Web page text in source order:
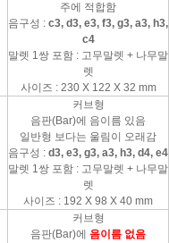
주에 적합함
음구성 : c3, d3, e3, f3, g3, a3, h3,
c4
말렛 1쌍 포함 : 고무말렛 + 나무말
렛
사이즈 : 230 X 122 X 32 mm
커브형
음판(Bar)에 음이름 있음
일반형 보다는 울림이 오래감
음구성 : d3, e3, g3, a3, h3, d4, e4
말렛 1쌍 포함 : 고무말렛 + 나무말
렛
사이즈 : 192 X 98 X 40 mm
커브형
음판(Bar)에 음이름 없음